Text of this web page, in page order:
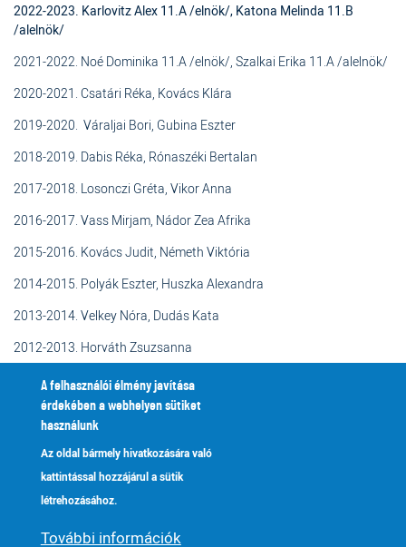
2022-2023. Karlovitz Alex 11.A /elnök/, Katona Melinda 11.B
/alelnök/
2021-2022. Noé Dominika 11.A /elnök/, Szalkai Erika 11.A /alelnök/
2020-2021. Csatári Réka, Kovács Klára
2019-2020. Váraljai Bori, Gubina Eszter
2018-2019. Dabis Réka, Rónaszéki Bertalan
2017-2018. Losonczi Gréta, Vikor Anna
2016-2017. Vass Mirjam, Nádor Zea Afrika
2015-2016. Kovács Judit, Németh Viktória
2014-2015. Polyák Eszter, Huszka Alexandra
2013-2014. Velkey Nóra, Dudás Kata
2012-2013. Horváth Zsuzsanna
2011-2012. Kosóczky Anita, Szentgyörgyváry Laura
A Diákönkormányzatot segítő pedagógusok:
2021 óta Kozma Júlia
A felhasználói élmény javítása
érdekében a webhelyen sütiket
használunk
Az oldal bármely hivatkozására való
kattintással hozzájárul a sütik
létrehozásához.
További információk